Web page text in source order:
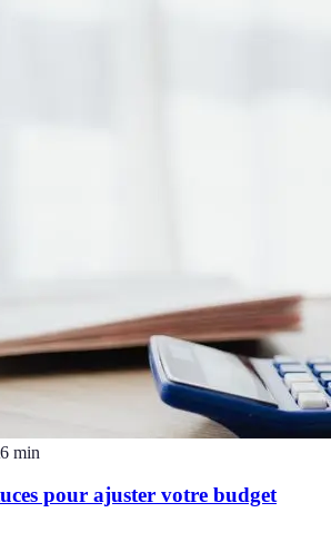
6 min
pour ajuster votre budget